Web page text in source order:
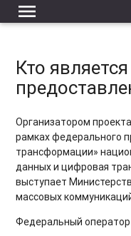
menu
регионе, а
Когда будет готов
?
В течение какого
вступительное
Кто
Организатором
рамках федерального
трансформации»
данных и цифровая
выступает
массовых
Федеральный оператор